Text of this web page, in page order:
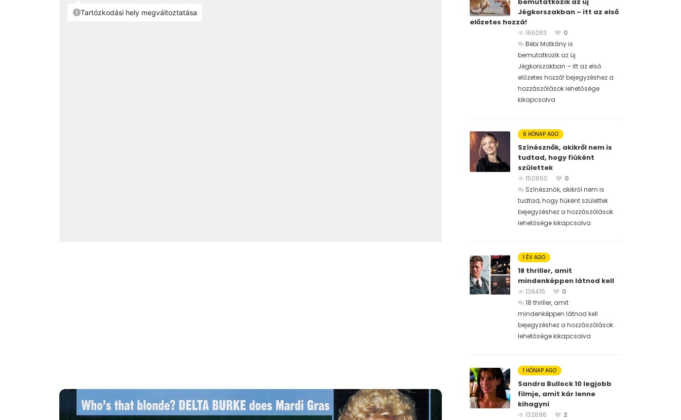
Jégkorszakban – itt az első
előzetes hozzá!
166263
0
Bébi Motkány is
bemutatkozik az új
Jégkorszakban – itt az első
előzetes hozzá! bejegyzéshez a
hozzászólások lehetősége
kikapcsolva
6 HÓNAP AGO
Színésznők, akikről nem is
tudtad, hogy fiúként
születtek
150650
0
Színésznők, akikről nem is
tudtad, hogy fiúként születtek
bejegyzéshez a hozzászólások
lehetősége kikapcsolva
1 ÉV AGO
18 thriller, amit
mindenképpen látnod kell
138415
0
18 thriller, amit
mindenképpen látnod kell
bejegyzéshez a hozzászólások
lehetősége kikapcsolva
1 HÓNAP AGO
Sandra Bullock 10 legjobb
filmje, amit kár lenne
kihagyni
132696
2